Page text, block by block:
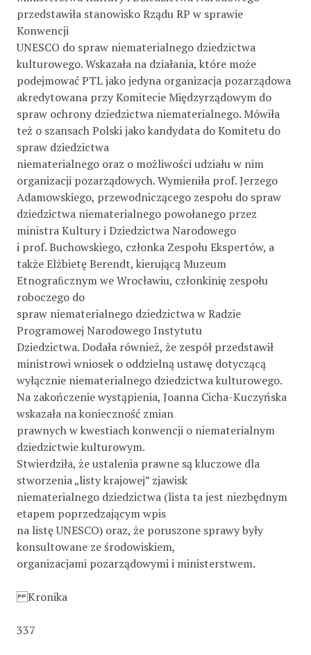
przedstawiła stanowisko Rządu RP w sprawie
Konwencji
UNESCO do spraw niematerialnego dziedzictwa
kulturowego. Wskazała na działania, które może
podejmować PTL jako jedyna organizacja pozarządowa
akredytowana przy Komitecie Międzyrządowym do
spraw ochrony dziedzictwa niematerialnego. Mówiła
też o szansach Polski jako kandydata do Komitetu do
spraw dziedzictwa
niematerialnego oraz o możliwości udziału w nim
organizacji pozarządowych. Wymieniła prof. Jerzego
Adamowskiego, przewodniczącego zespołu do spraw
dziedzictwa niematerialnego powołanego przez
ministra Kultury i Dziedzictwa Narodowego
i prof. Buchowskiego, członka Zespołu Ekspertów, a
także Elżbietę Berendt, kierującą Muzeum
Etnograﬁcznym we Wrocławiu, członkinię zespołu
roboczego do
spraw niematerialnego dziedzictwa w Radzie
Programowej Narodowego Instytutu
Dziedzictwa. Dodała również, że zespół przedstawił
ministrowi wniosek o oddzielną ustawę dotyczącą
wyłącznie niematerialnego dziedzictwa kulturowego.
Na zakończenie wystąpienia, Joanna Cicha-Kuczyńska
wskazała na konieczność zmian
prawnych w kwestiach konwencji o niematerialnym
dziedzictwie kulturowym.
Stwierdziła, że ustalenia prawne są kluczowe dla
stworzenia „listy krajowej” zjawisk
niematerialnego dziedzictwa (lista ta jest niezbędnym
etapem poprzedzającym wpis
na listę UNESCO) oraz, że poruszone sprawy były
konsultowane ze środowiskiem,
organizacjami pozarządowymi i ministerstwem.
Kronika
337